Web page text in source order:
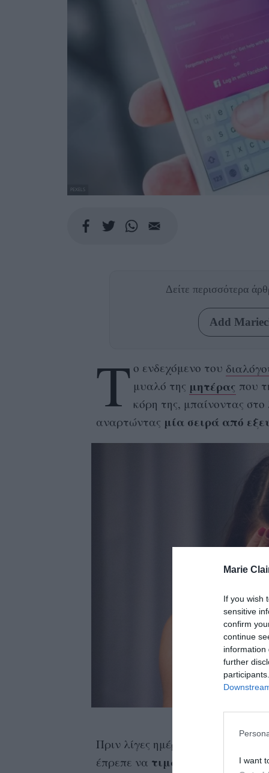
Marie
If you wish
sensitive
confirm
continue
information
further
I want
PEXELS
Δείτε περισσότερα
Add
Τ ο ενδεχόμενο του
μυαλό της μητέρας που
κόρη της, μπαίνοντας
αναρτώντας μία σειρά από
Πριν λίγες ημέρες, λοιπόν, μία
έπρεπε να τιμωρηθεί
σκληρά κι